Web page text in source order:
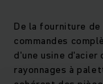
De la fourniture
commandes
d'une usine
rayonnages à